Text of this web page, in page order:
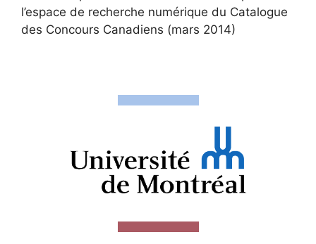
l’espace de recherche numérique du Catalogue
des Concours Canadiens (mars 2014)